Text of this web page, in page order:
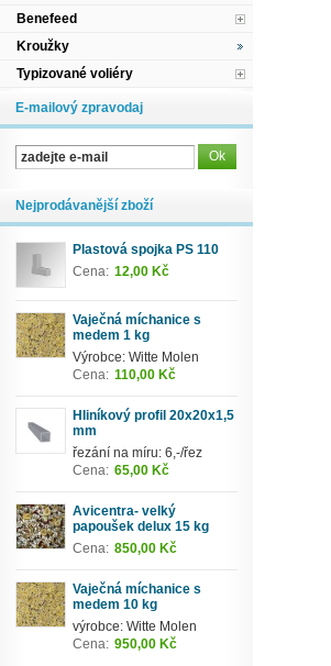
Benefeed
Kroužky
Typizované voliéry
E-mailový zpravodaj
Nejprodávanější zboží
Plastová spojka PS 110
Cena: 12,00 Kč
Vaječná míchanice s
medem 1 kg
Výrobce: Witte Molen
Cena: 110,00 Kč
Hliníkový profil 20x20x1,5
mm
řezání na míru: 6,-/řez
Cena: 65,00 Kč
Avicentra- velký
papoušek delux 15 kg
Cena: 850,00 Kč
Vaječná míchanice s
medem 10 kg
výrobce: Witte Molen
Cena: 950,00 Kč